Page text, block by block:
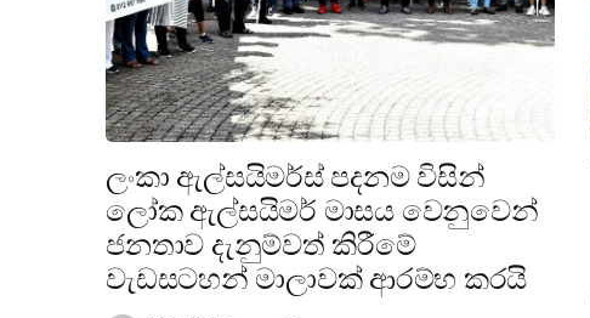
ලංකා ඇල්සයිමර්ස් පදනම විසින්
ලෝක ඇල්සයිමර් මාසය වෙනුවෙන්
ජනතාව දැනුම්වත් කිරීමේ
වැඩසටහන් මාලාවක් ආරම්භ කරයි